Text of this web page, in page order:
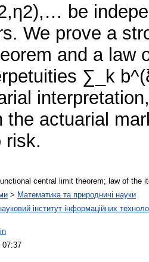
be
We prove a
and a law
∑_k
the actuarial
risk.
central limit theorem; law of the
> Математика та природничі науки
інститут інформаційних
07:37